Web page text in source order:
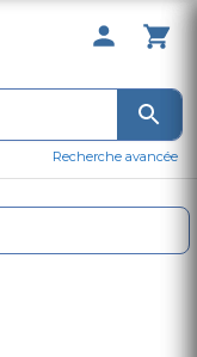
0 Produit
Recherche avancée